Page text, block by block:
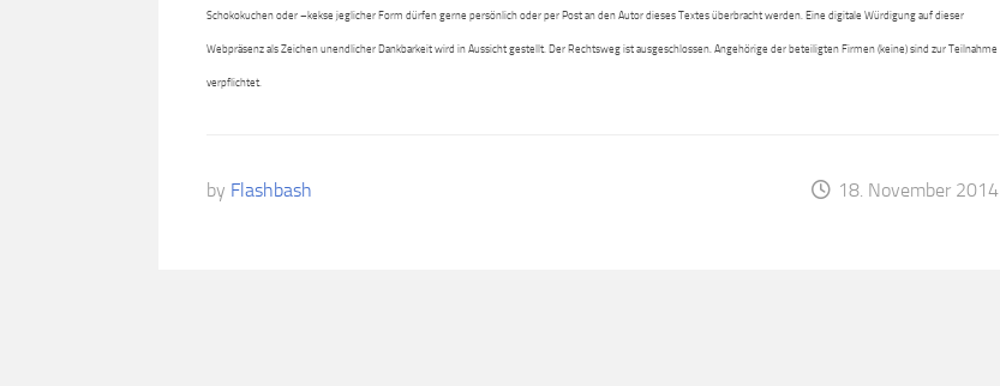
Schokokuchen oder –kekse jeglicher Form dürfen gerne persönlich oder per Post an den Autor dieses Textes überbracht werden. Eine digitale Würdigung auf dieser
Webpräsenz als Zeichen unendlicher Dankbarkeit wird in Aussicht gestellt. Der Rechtsweg ist ausgeschlossen. Angehörige der beteiligten Firmen (keine) sind zur Teilnahme
verpflichtet.
by Flashbash 18. November 2014